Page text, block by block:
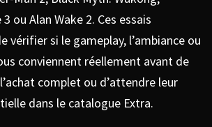
3 ou Alan Wake 2. Ces essais
vérifier si le gameplay, l’ambiance ou
conviennent réellement avant de
complet ou d’attendre leur
dans le catalogue Extra.